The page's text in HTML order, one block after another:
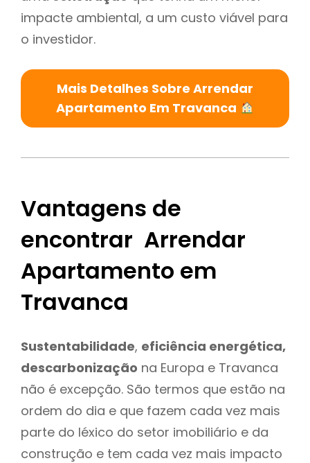
impacte ambiental, a um custo viável para
o investidor.
Mais Detalhes Sobre Arrendar
Apartamento Em Travanca
Vantagens de
encontrar Arrendar
Apartamento em
Travanca
Sustentabilidade, eficiência energética,
descarbonização na Europa e Travanca
não é excepção. São termos que estão na
ordem do dia e que fazem cada vez mais
parte do léxico do setor imobiliário e da
construção e tem cada vez mais impacto